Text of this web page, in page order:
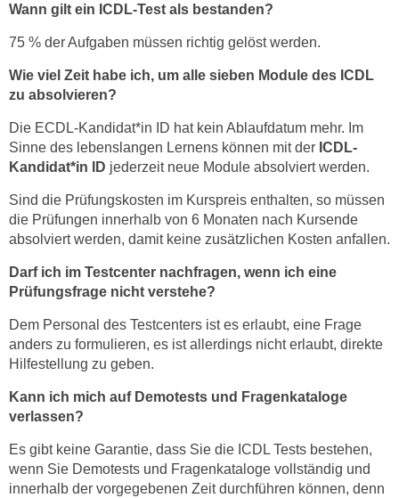
Wann gilt ein ICDL-Test als bestanden?
75 % der Aufgaben müssen richtig gelöst werden.
Wie viel Zeit habe ich, um alle sieben Module des ICDL
zu absolvieren?
Die ECDL-Kandidat*in ID hat kein Ablaufdatum mehr. Im
Sinne des lebenslangen Lernens können mit der ICDL-
Kandidat*in ID jederzeit neue Module absolviert werden.
Sind die Prüfungskosten im Kurspreis enthalten, so müssen
die Prüfungen innerhalb von 6 Monaten nach Kursende
absolviert werden, damit keine zusätzlichen Kosten anfallen.
Darf ich im Testcenter nachfragen, wenn ich eine
Prüfungsfrage nicht verstehe?
Dem Personal des Testcenters ist es erlaubt, eine Frage
anders zu formulieren, es ist allerdings nicht erlaubt, direkte
Hilfestellung zu geben.
Kann ich mich auf Demotests und Fragenkataloge
verlassen?
Es gibt keine Garantie, dass Sie die ICDL Tests bestehen,
wenn Sie Demotests und Fragenkataloge vollständig und
innerhalb der vorgegebenen Zeit durchführen können, denn